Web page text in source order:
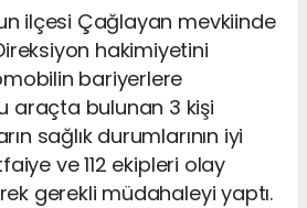
ilçesi Çağlayan mevkiinde
hakimiyetini
bariyerlere
araçta bulunan 3 kişi
sağlık durumlarının iyi
ve 112 ekipleri olay
gerekli müdahaleyi yaptı.